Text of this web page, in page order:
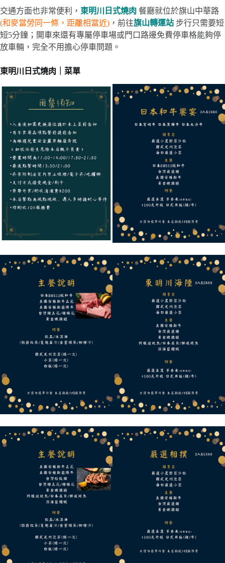
交通方面也非常便利， 東明川日式燒肉 餐廳就位於旗山中華路
(和麥當勞同一條，距離相當近) ，前往旗山轉運站 步行只需要短
短5分鐘；開車來還有專屬停車場或門口路邊免費停車格能夠停
放車輛，完全不用擔心停車問題。
東明川日式燒肉｜菜單